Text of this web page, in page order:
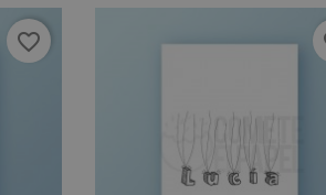
favorite_border